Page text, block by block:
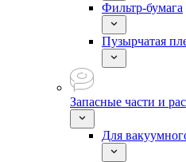
Фильтр-бумага
Пузырчатая
Запасные части и
Для